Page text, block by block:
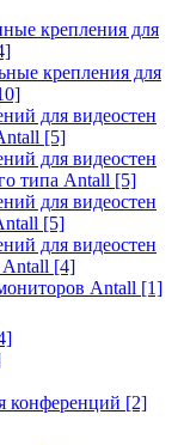
крепления для
крепления для
для видеостен
[5]
для видеостен
типа Antall [5]
для видеостен
[5]
для видеостен
Antall [4]
Antall [1]
конференций [2]